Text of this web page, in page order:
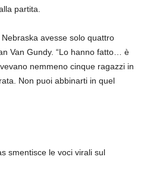
partita.
avesse solo quattro
Van Gundy. “Lo hanno fatto… è
nemmeno cinque ragazzi in
Non puoi abbinarti in quel
smentisce le voci virali sul